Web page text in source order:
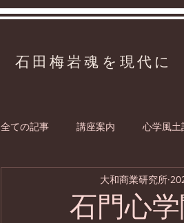
石田梅岩魂を現代に
全ての記事 講座案内 心学風土
石門心
大和商業研究所